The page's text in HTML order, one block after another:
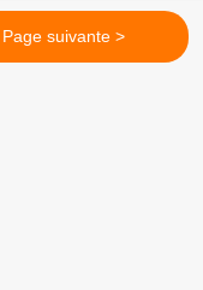
Page suivante >